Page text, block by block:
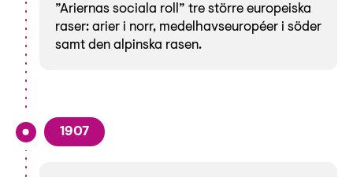
”Ariernas sociala roll” tre större europeiska
raser: arier i norr, medelhavseuropéer i söder
samt den alpinska rasen.
1907